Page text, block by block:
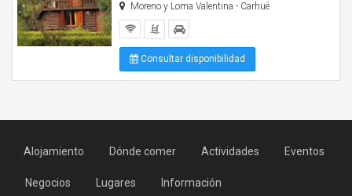
Moreno y Loma Valentina - Carhué
Consultar disponibilidad
Alojamiento Dónde comer Actividades Eventos
Negocios Lugares Información